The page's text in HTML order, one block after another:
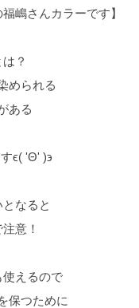
嶋さんカラーです】
？
められる
ある
ϵ( 'Θ' )϶
なると
意！
使えるので
保つために